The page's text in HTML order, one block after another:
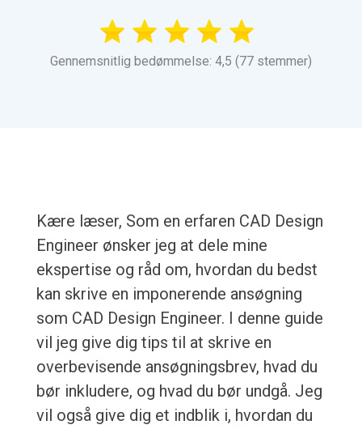
Gennemsnitlig bedømmelse: 4,5 (77 stemmer)
Kære læser, Som en erfaren CAD Design
Engineer ønsker jeg at dele mine
ekspertise og råd om, hvordan du bedst
kan skrive en imponerende ansøgning
som CAD Design Engineer. I denne guide
vil jeg give dig tips til at skrive en
overbevisende ansøgningsbrev, hvad du
bør inkludere, og hvad du bør undgå. Jeg
vil også give dig et indblik i, hvordan du